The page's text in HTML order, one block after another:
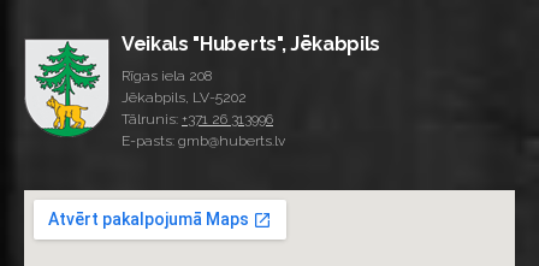
Veikals "Huberts", Jēkabpils
Rīgas iela 208
Jēkabpils, LV-5202
Tālrunis: +371 26 313996
E-pasts: gmb@huberts.lv